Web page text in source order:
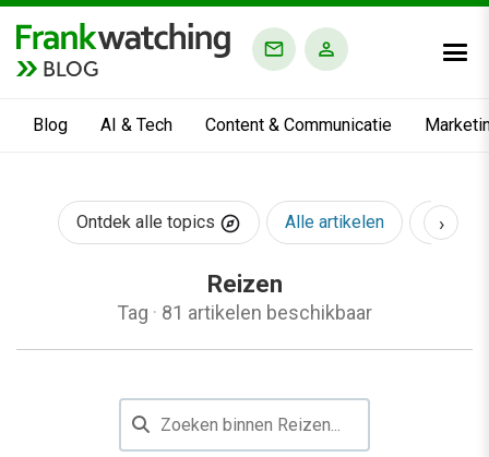
BLOG
Blog AI & Tech Content & Communicatie
Ontdek alle topics Alle artikelen AI &
›
Reizen
Tag · 81 artikelen beschikbaar